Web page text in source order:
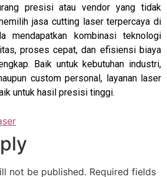
presisi atau vendor yang tidak
jasa cutting laser terpercaya di
mendapatkan kombinasi teknologi
proses cepat, dan efisiensi biaya
Baik untuk kebutuhan industri,
custom personal, layanan laser
untuk hasil presisi tinggi.
not be published. Required fields